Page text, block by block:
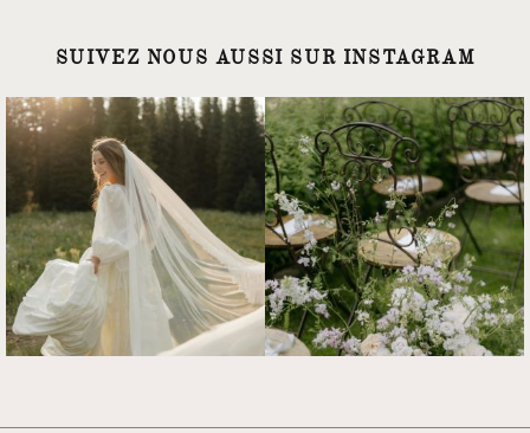
SUIVEZ NOUS AUSSI SUR INSTAGRAM